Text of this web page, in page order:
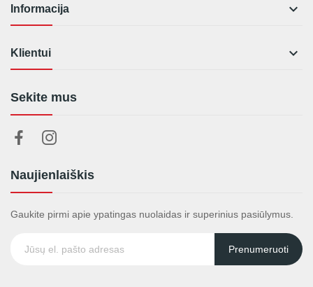
Informacija 
Klientui 
Sekite mus
Naujienlaiškis
Gaukite pirmi apie ypatingas nuolaidas ir superinius pasiūlymus.
Prenumeruoti